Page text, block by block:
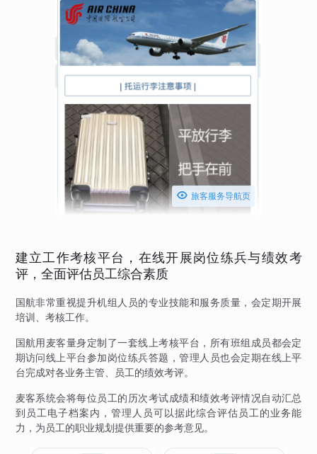
 旅客服务导航页
建立工作考核平台，在线开展岗位练兵与绩效考
评，全面评估员工综合素质
国航非常重视提升机组人员的专业技能和服务质量，会定期开展
培训、考核工作。
国航用麦客量身定制了一套线上考核平台，所有班组成员都会定
期访问线上平台参加岗位练兵答题，管理人员也会定期在线上平
台完成对各业务主管、员工的绩效考评。
麦客系统会将每位员工的历次考试成绩和绩效考评情况自动汇总
到员工电子档案内，管理人员可以据此综合评估员工的业务能
力，为员工的职业规划提供重要的参考意见。